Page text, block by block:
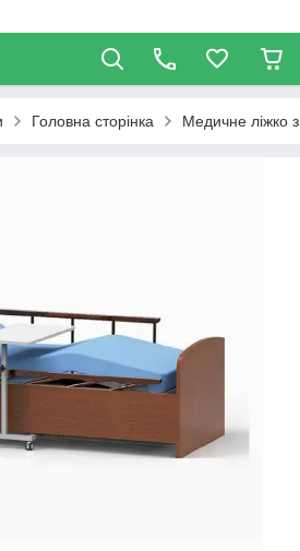
Головна сторінка Медичне ліжко